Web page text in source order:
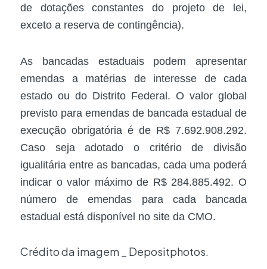
de dotações constantes do projeto de lei,
exceto a reserva de contingência).
As bancadas estaduais podem apresentar
emendas a matérias de interesse de cada
estado ou do Distrito Federal. O valor global
previsto para emendas de bancada estadual de
execução obrigatória é de R$ 7.692.908.292.
Caso seja adotado o critério de divisão
igualitária entre as bancadas, cada uma poderá
indicar o valor máximo de R$ 284.885.492. O
número de emendas para cada bancada
estadual está disponível no site da CMO.
Crédito da imagem _ Depositphotos.